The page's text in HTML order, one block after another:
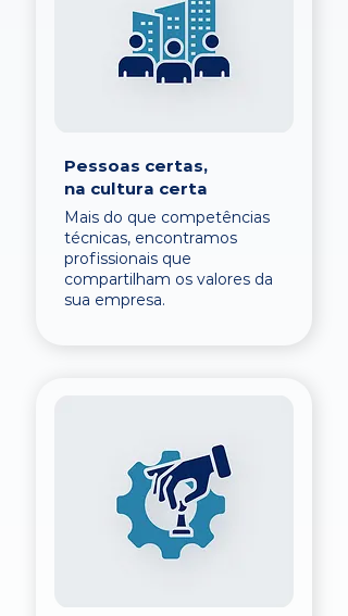
Pessoas certas,
na cultura certa
Mais do que competências
técnicas, encontramos
profissionais que
compartilham os valores da
sua empresa.